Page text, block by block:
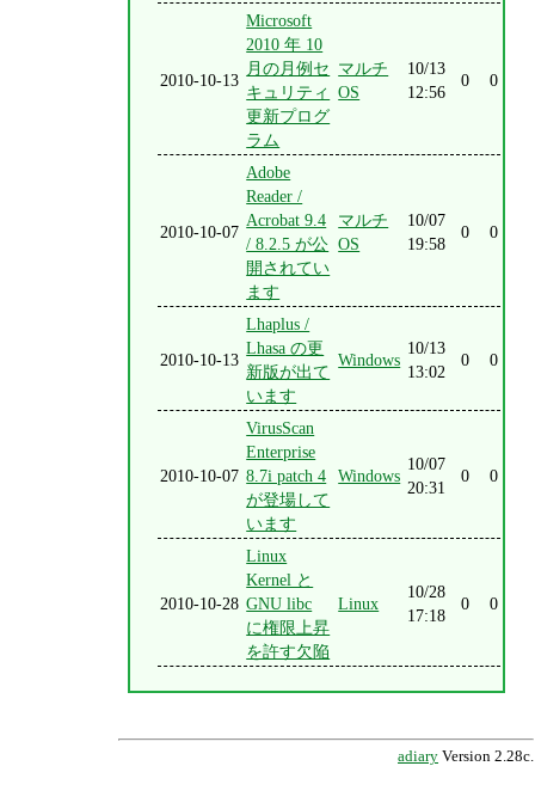
2010-10-13
Microsoft
2010 年 10
月の月例セ
キュリティ
更新プログ
ラム
マルチ
OS
10/13
12:56
0 0
2010-10-07
Adobe
Reader /
Acrobat 9.4
/ 8.2.5 が公
開されてい
ます
マルチ
OS
10/07
19:58
0 0
2010-10-13
Lhaplus /
Lhasa の更
新版が出て
います
Windows
10/13
13:02
0 0
2010-10-07
VirusScan
Enterprise
8.7i patch 4
が登場して
います
Windows
10/07
20:31
0 0
2010-10-28
Linux
Kernel と
GNU libc
に権限上昇
を許す欠陥
Linux
10/28
17:18
0 0
adiary Version 2.28c.